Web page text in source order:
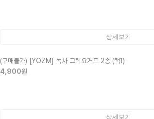
상세보기
(구매불가) [YOZM] 녹차 그릭요거트 2종 (택1)
4,900원
상세보기